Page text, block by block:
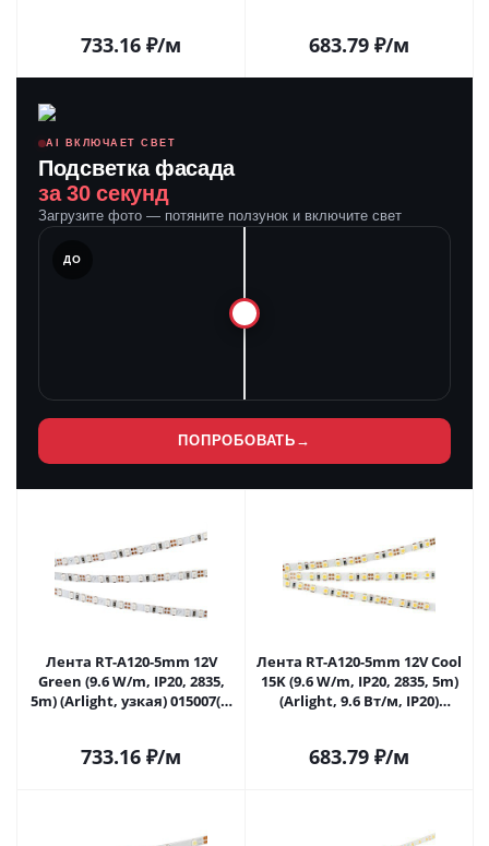
733.16 ₽/м 683.79 ₽/м
AI ВКЛЮЧАЕТ СВЕТ
Подсветка фасада
за 30 секунд
Загрузите фото — потяните ползунок и включите свет
ДО
ПОПРОБОВАТЬ →
Лента RT-A120-5mm 12V
Green (9.6 W/m, IP20, 2835,
5m) (Arlight, узкая) 015007(2)
733.16 ₽/м
Лента RT-A120-5mm 12V Cool
15K (9.6 W/m, IP20, 2835, 5m)
(Arlight, 9.6 Вт/м, IP20)
683.79 ₽/м